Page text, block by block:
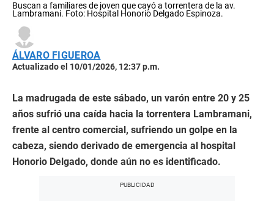
Buscan a familiares de joven que cayó a torrentera de la av.
Lambramani. Foto: Hospital Honorio Delgado Espinoza.
ÁLVARO FIGUEROA
Actualizado el 10/01/2026, 12:37 p.m.
La madrugada de este sábado, un varón entre 20 y 25
años sufrió una caída hacia la torrentera Lambramani,
frente al centro comercial, sufriendo un golpe en la
cabeza, siendo derivado de emergencia al hospital
Honorio Delgado, donde aún no es identificado.